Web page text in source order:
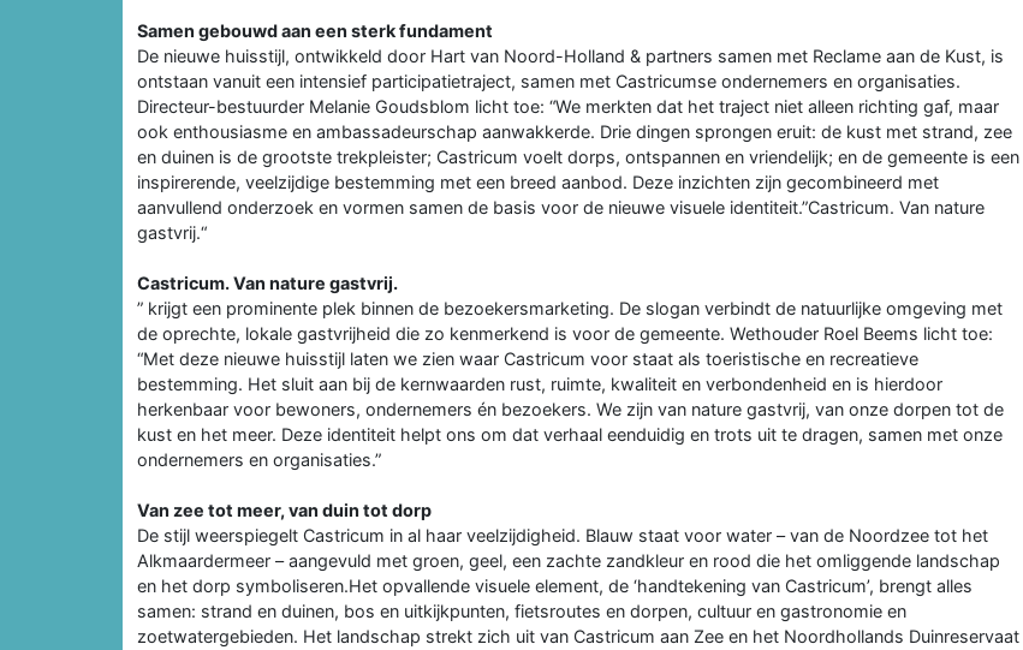
Samen gebouwd aan een sterk fundament
De nieuwe huisstijl, ontwikkeld door Hart van Noord-Holland & partners samen met Reclame aan de Kust, is
ontstaan vanuit een intensief participatietraject, samen met Castricumse ondernemers en organisaties.
Directeur-bestuurder Melanie Goudsblom licht toe: “We merkten dat het traject niet alleen richting gaf, maar
ook enthousiasme en ambassadeurschap aanwakkerde. Drie dingen sprongen eruit: de kust met strand, zee
en duinen is de grootste trekpleister; Castricum voelt dorps, ontspannen en vriendelijk; en de gemeente is een
inspirerende, veelzijdige bestemming met een breed aanbod. Deze inzichten zijn gecombineerd met
aanvullend onderzoek en vormen samen de basis voor de nieuwe visuele identiteit.”Castricum. Van nature
gastvrij.“
Castricum. Van nature gastvrij.
” krijgt een prominente plek binnen de bezoekersmarketing. De slogan verbindt de natuurlijke omgeving met
de oprechte, lokale gastvrijheid die zo kenmerkend is voor de gemeente. Wethouder Roel Beems licht toe:
“Met deze nieuwe huisstijl laten we zien waar Castricum voor staat als toeristische en recreatieve
bestemming. Het sluit aan bij de kernwaarden rust, ruimte, kwaliteit en verbondenheid en is hierdoor
herkenbaar voor bewoners, ondernemers én bezoekers. We zijn van nature gastvrij, van onze dorpen tot de
kust en het meer. Deze identiteit helpt ons om dat verhaal eenduidig en trots uit te dragen, samen met onze
ondernemers en organisaties.”
Van zee tot meer, van duin tot dorp
De stijl weerspiegelt Castricum in al haar veelzijdigheid. Blauw staat voor water – van de Noordzee tot het
Alkmaardermeer – aangevuld met groen, geel, een zachte zandkleur en rood die het omliggende landschap
en het dorp symboliseren.Het opvallende visuele element, de ‘handtekening van Castricum’, brengt alles
samen: strand en duinen, bos en uitkijkpunten, fietsroutes en dorpen, cultuur en gastronomie en
zoetwatergebieden. Het landschap strekt zich uit van Castricum aan Zee en het Noordhollands Duinreservaat